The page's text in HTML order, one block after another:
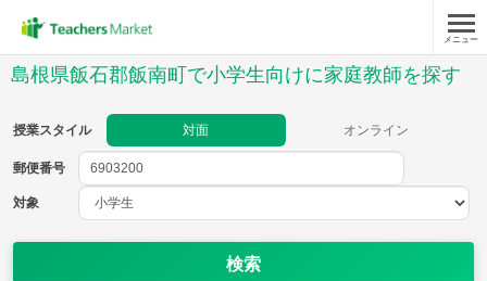
メニュー
島根県飯石郡飯南町で小学生向けに家庭教師を探す
授業スタイル 対面 オンライン
郵便番号
対象
検索
郵便番号